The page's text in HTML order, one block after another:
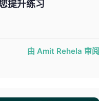
提升练习
由 Amit Rehela 审阅